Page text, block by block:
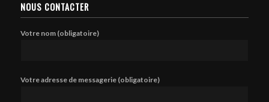
NOUS CONTACTER
Votre nom (obligatoire)
Votre adresse de messagerie (obligatoire)